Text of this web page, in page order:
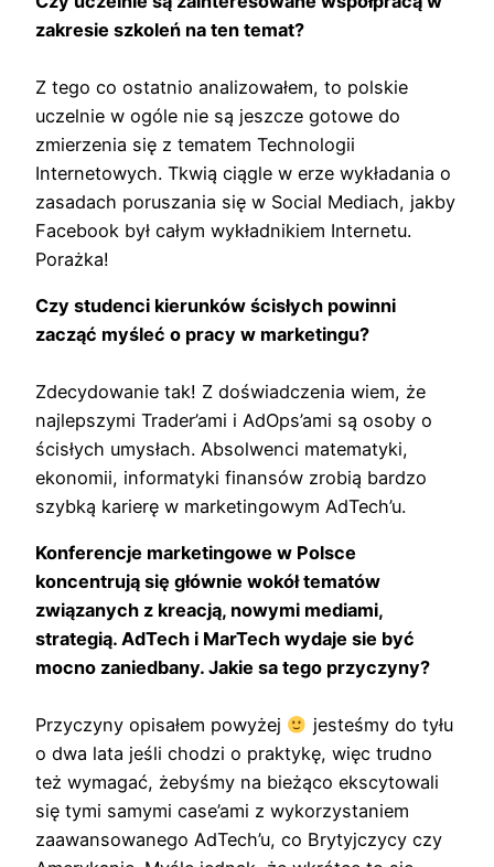
zakresie szkoleń na ten temat?
Z tego co ostatnio analizowałem, to polskie
uczelnie w ogóle nie są jeszcze gotowe do
zmierzenia się z tematem Technologii
Internetowych. Tkwią ciągle w erze wykładania o
zasadach poruszania się w Social Mediach, jakby
Facebook był całym wykładnikiem Internetu.
Porażka!
Czy studenci kierunków ścisłych powinni
zacząć myśleć o pracy w marketingu?
Zdecydowanie tak! Z doświadczenia wiem, że
najlepszymi Trader’ami i AdOps’ami są osoby o
ścisłych umysłach. Absolwenci matematyki,
ekonomii, informatyki finansów zrobią bardzo
szybką karierę w marketingowym AdTech’u.
Konferencje marketingowe w Polsce
koncentrują się głównie wokół tematów
związanych z kreacją, nowymi mediami,
strategią. AdTech i MarTech wydaje sie być
mocno zaniedbany. Jakie sa tego przyczyny?
Przyczyny opisałem powyżej
jesteśmy do tyłu
o dwa lata jeśli chodzi o praktykę, więc trudno
też wymagać, żebyśmy na bieżąco ekscytowali
się tymi samymi case’ami z wykorzystaniem
zaawansowanego AdTech’u, co Brytyjczycy czy